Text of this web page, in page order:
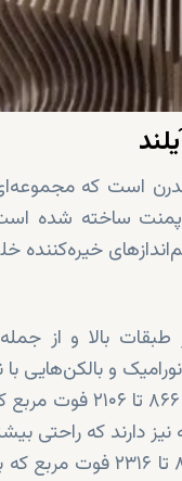
است که مجموعه‌ای
ساخته شده
خیره‌کننده
دارند که راحتی
اسکای لافت‌ها: ویلاهای دوطبقه